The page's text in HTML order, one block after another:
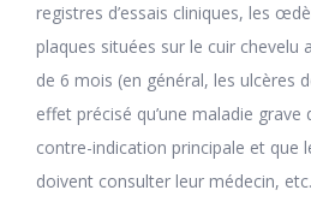
registres d’essais cliniques, les
plaques situées sur le cuir chevelu
de 6 mois (en général, les ulcères
effet précisé qu’une maladie
contre-indication principale et que
doivent consulter leur médecin,